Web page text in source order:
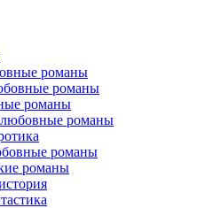
романы
романы
романы
романы
романы
романы